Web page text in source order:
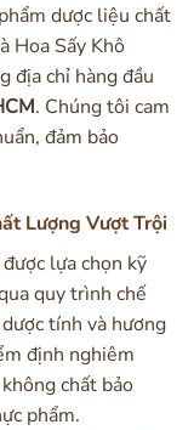
dược liệu chất
Hoa Sấy Khô
địa chỉ hàng đầu
. Chúng tôi cam
đảm bảo
Lượng Vượt Trội
được lựa chọn kỹ
quy trình chế
tính và hương
định nghiêm
chất bảo
phẩm.